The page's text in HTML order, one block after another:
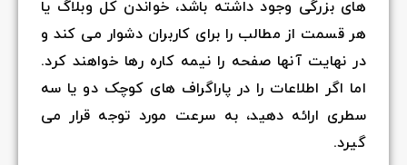
های بزرگی وجود داشته باشد، خواندن کل وبلاگ یا
هر قسمت از مطالب را برای کاربران دشوار می کند و
در نهایت آنها صفحه را نیمه کاره رها خواهند کرد.
اما اگر اطلاعات را در پاراگراف های کوچک دو یا سه
سطری ارائه دهید، به سرعت مورد توجه قرار می
گیرد.